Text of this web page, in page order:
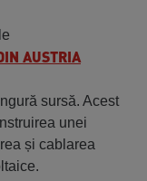
AUSTRIA
sursă. Acest
unei
și cablarea